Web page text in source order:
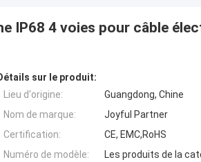
IP68 4 voies pour câble
sur le produit:
Lieu d'origine:
Guangdong, Chine
Nom de marque:
Joyful Partner
Certification:
CE, EMC,RoHS
Numéro de modèle:
Les produits de la